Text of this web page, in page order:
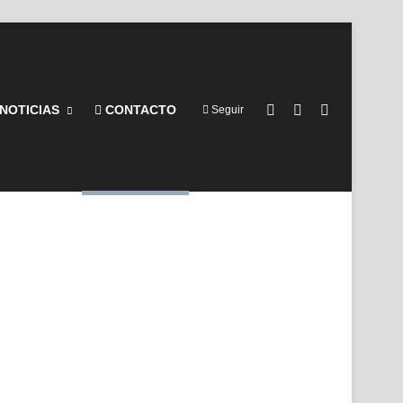
CONTACTO Seguir Barra lateral
Switch skin